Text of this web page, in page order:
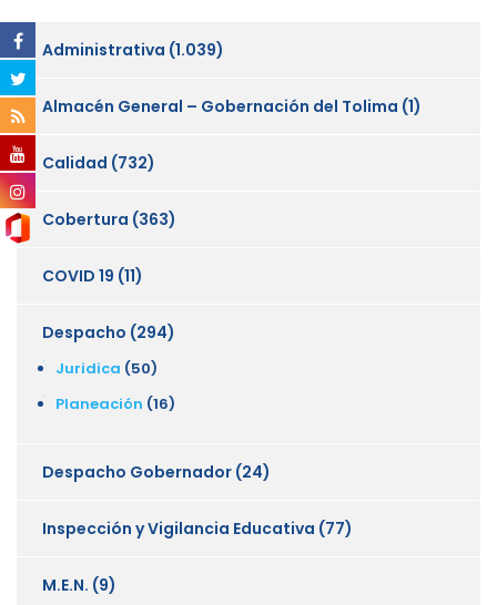
Administrativa (1.039)
Almacén General – Gobernación del Tolima (1)
Calidad (732)
Cobertura (363)
COVID 19 (11)
Despacho (294)
Juridica (50)
Planeación (16)
Despacho Gobernador (24)
Inspección y Vigilancia Educativa (77)
M.E.N. (9)